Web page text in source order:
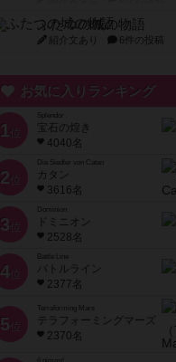
ふたつの城の物語
紹介文あり 6件の投稿
お気に入りランキング
1 位
宝石の煌き
4040名
2 位
Die Siedler von Catan
カタン
3616名
3 位
ドミニオン
2528名
4位
Battle Line
バトルライン
2377名
5 位
Terraforming Mars
テラフォーミングマーズ
2370名